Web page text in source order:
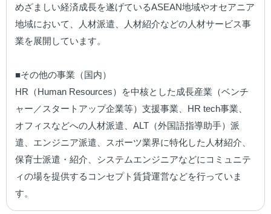
めざましい経済成長を遂げているASEAN地域やオセアニア
地域において、人材派遣、人材紹介などの人材サービス事
業を展開しています。
■その他の事業（国内）
HR（Human Resources）を中核とした成長産業（ベンチ
ャー／スタートアップ企業等）支援事業、HR tech事業、
オフィスなどへの人材派遣、ALT（外国語指導助手）派
遣、エンジニア派遣、スポーツ業界に特化した人材紹介、
保育士派遣・紹介、システムエンジニアなどにコミュニテ
ィの場を提供するコンセプト賃貸運営などを行っていま
す。